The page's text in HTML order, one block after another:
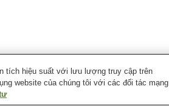
tích hiệu suất với lưu lượng truy cập trên
website của chúng tôi với các đối tác mạng